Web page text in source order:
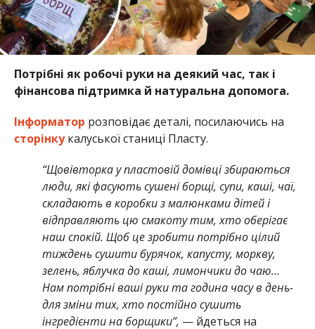
Потрібні як робочі руки на деякий час, так і
фінансова підтримка й натуральна допомога.
Інформатор розповідає деталі, посилаючись на
сторінкукалуської станиці Пласту.
“Щовівторка у пластовій домівці збираються
люди, які фасують сушені борщі, супи, каші, чаї,
складають в коробки з малюнками дітей і
відправляють цю смакоту тим, хто оберігає
наш спокій. Щоб це зробити потрібно цілий
тиждень сушити бурячок, капусту, моркву,
зелень, яблучка до каші, лимончики до чаю…
Нам потрібні ваші руки та година часу в день-
для зміни тих, хто постійно сушить
інгредієнти на борщики”, — йдеться на